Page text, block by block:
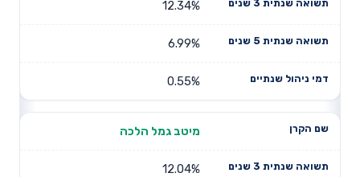
12.34%
6.99%
0.55%
מיטב גמל הלכה
12.04%